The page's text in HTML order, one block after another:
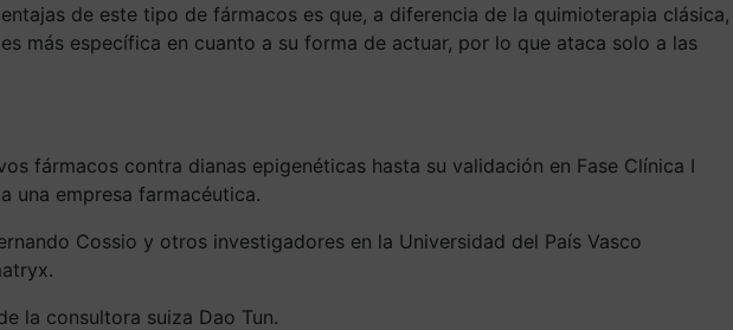
de este tipo de fármacos es que, a diferencia de la quimioterapia clásica,
más específica en cuanto a su forma de actuar, por lo que ataca solo a las
fármacos contra dianas epigenéticas hasta su validación en Fase Clínica I
una empresa farmacéutica.
Cossio y otros investigadores en la Universidad del País Vasco
la consultora suiza Dao Tun.